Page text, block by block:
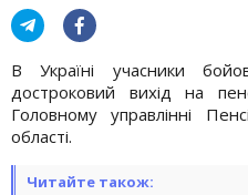
В Україні учасники
достроковий вихід на
Головному управлінні
області.
Читайте також: